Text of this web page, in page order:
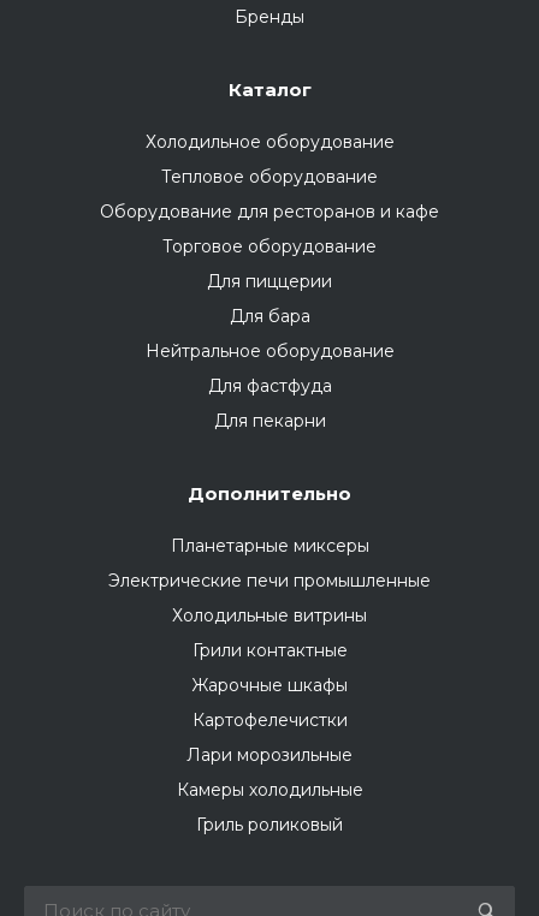
Бренды
Каталог
Холодильное оборудование
Тепловое оборудование
Оборудование для ресторанов и кафе
Торговое оборудование
Для пиццерии
Для бара
Нейтральное оборудование
Для фастфуда
Для пекарни
Дополнительно
Планетарные миксеры
Электрические печи промышленные
Холодильные витрины
Грили контактные
Жарочные шкафы
Картофелечистки
Лари морозильные
Камеры холодильные
Гриль роликовый